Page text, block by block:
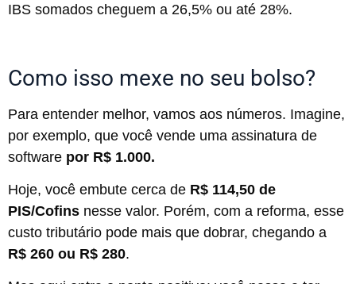
IBS somados cheguem a 26,5% ou até 28%.
Como isso mexe no seu bolso?
Para entender melhor, vamos aos números. Imagine,
por exemplo, que você vende uma assinatura de
software por R$ 1.000.
Hoje, você embute cerca de R$ 114,50 de
PIS/Cofins nesse valor. Porém, com a reforma, esse
custo tributário pode mais que dobrar, chegando a
R$ 260 ou R$ 280.